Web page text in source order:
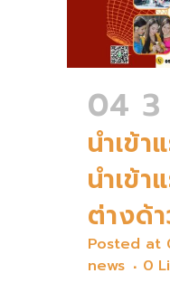
04 3
นำเข้า
นำเข้า
ต่างด้
Posted at
news
0